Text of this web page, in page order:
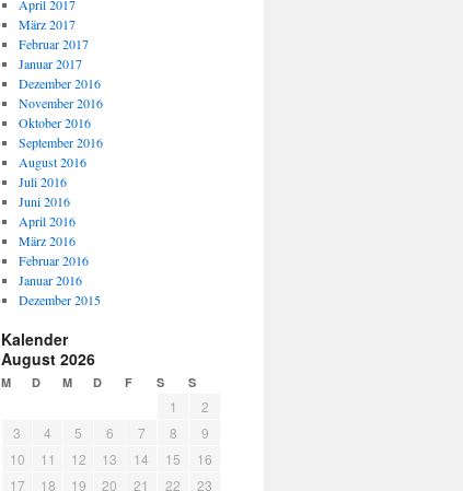
April 2017
März 2017
Februar 2017
Januar 2017
Dezember 2016
November 2016
Oktober 2016
September 2016
August 2016
Juli 2016
Juni 2016
April 2016
März 2016
Februar 2016
Januar 2016
Dezember 2015
Kalender
August 2026
M D M D F S S
1
2
3
4 5 6 7 8
9
10
11 12 13 14 15
16
17
18 19 20 21 22 23